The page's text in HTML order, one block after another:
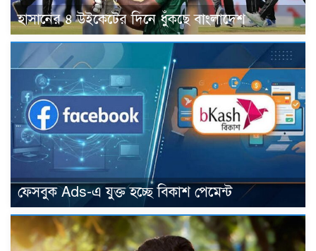
হাসানের ৪ উইকেটের দিনে ধুঁকছে বাংলাদেশ
ফেসবুক Ads-এ যুক্ত হচ্ছে বিকাশ পেমেন্ট